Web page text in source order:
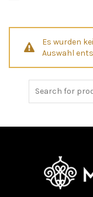
Es wurden
Auswahl